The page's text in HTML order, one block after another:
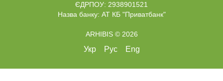
ЄДРПОУ: 2938901521
Назва банку: АТ КБ "Приватбанк"
ARHIBIS © 2026
Укр Рус Eng